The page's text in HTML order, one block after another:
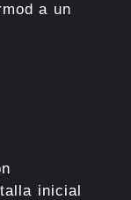
a un
inicial